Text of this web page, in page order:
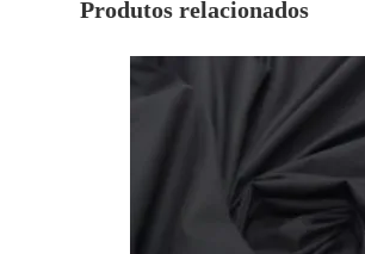
Produtos relacionados